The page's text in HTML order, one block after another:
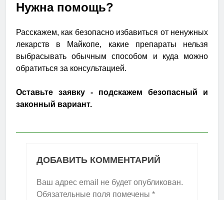
Нужна помощь?
Расскажем, как безопасно избавиться от ненужных
лекарств в Майкопе, какие препараты нельзя
выбрасывать обычным способом и куда можно
обратиться за консультацией.
Оставьте заявку - подскажем безопасный и
законный вариант.
ДОБАВИТЬ КОММЕНТАРИЙ
Ваш адрес email не будет опубликован.
Обязательные поля помечены *